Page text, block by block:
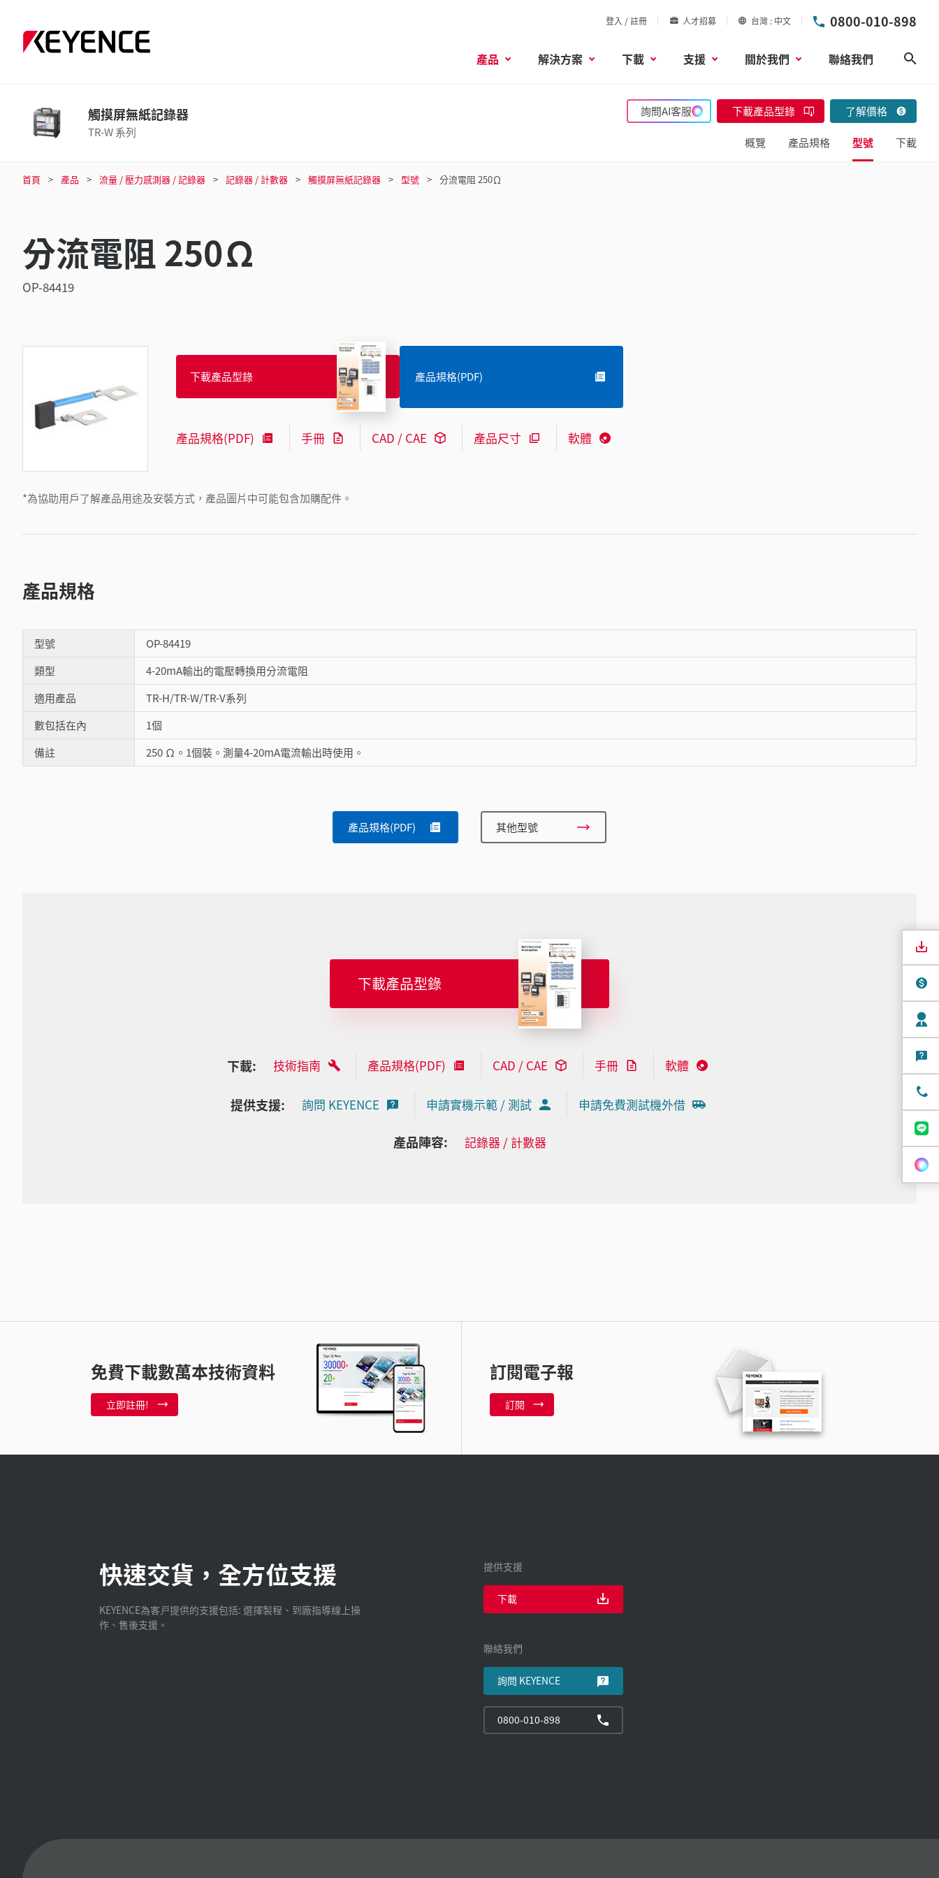
登入 / 註冊 人才招募 台灣 中文 0800-010-898
產品 解決方案 下載 支援 關於我們 聯絡我們
觸摸屏無紙記錄器
TR-W 系列
詢問AI客服 下載產品型錄 了解價格
概覽 產品規格 型號 下載
首頁 產品 流量 / 壓力感測器 / 記錄器 記錄器 / 計數器 觸摸屏無紙記錄器 型號 分流電阻 250Ω
分流電阻 250Ω
OP-84419
*為協助用戶了解產品用途及安裝方式，產品圖片中可能包含加購配件。
下載產品型錄 產品規格(PDF)
產品規格(PDF) 手冊 CAD / CAE 產品尺寸 軟體
產品規格
型號
OP-84419
類型
4-20mA輸出的電壓轉換用分流電阻
適用產品
TR-H/TR-W/TR-V系列
數包括在內
1個
備註
250 Ω。1個裝。測量4-20mA電流輸出時使用。
產品規格(PDF) 其他型號
下載產品型錄
下載: 技術指南 產品規格(PDF) CAD / CAE 手冊 軟體
提供支援: 詢問 KEYENCE 申請實機示範 / 測試 申請免費測試機外借
產品陣容: 記錄器 / 計數器
免費下載數萬本技術資料
立即註冊!
訂閱電子報
訂閱
快速交貨，全方位支援
KEYENCE為客戸提供的支援包括: 選擇製程、到廠指導線上操
作、售後支援。
提供支援
下載
聯絡我們
詢問 KEYENCE
0800-010-898